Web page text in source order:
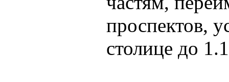
проспектов,
столице до